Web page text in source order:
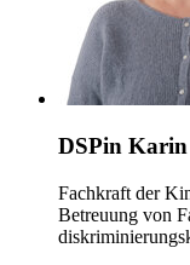
DSPin
Fachkraft der
Betreuung von